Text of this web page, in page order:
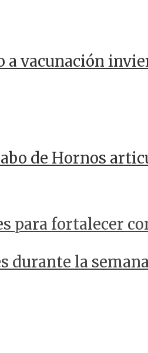
vacunación
de Hornos
para fortalecer
durante la